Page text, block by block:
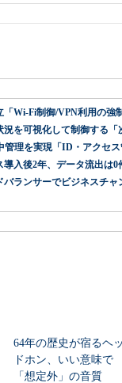
Wi-Fi制御/VPN利用の強
を可視化して制御する「
理を実現「ID・アクセ
入後2年、データ流出は0
ランサーでビジネスチャ
64年の歴史が宿るヘッ
ドホン、いい意味で
「想定外」の音質